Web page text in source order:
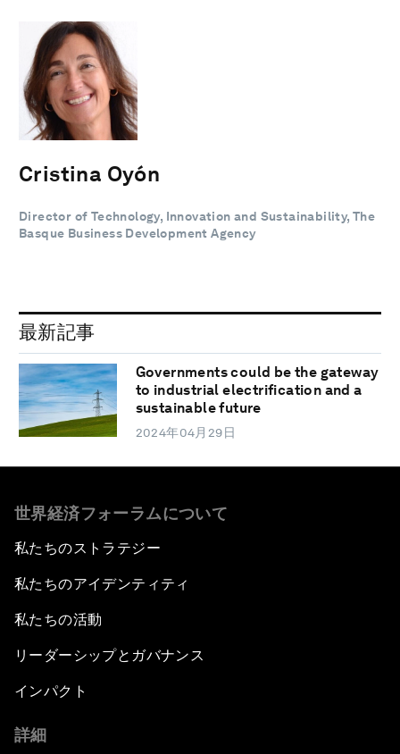
Cristina Oyón
Director of Technology, Innovation and Sustainability, The
Basque Business Development Agency
最新記事
Governments could be the gateway
to industrial electrification and a
sustainable future
2024年04月29日
世界経済フォーラムについて
私たちのストラテジー
私たちのアイデンティティ
私たちの活動
リーダーシップとガバナンス
インパクト
詳細